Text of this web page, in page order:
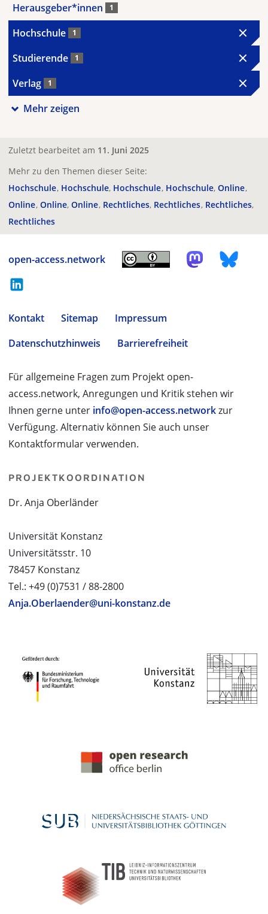
Herausgeber*innen 1
Hochschule 1
Studierende 1
Verlag 1
Mehr zeigen
Zuletzt bearbeitet am 11. Juni 2025
Mehr zu den Themen dieser Seite:
Hochschule Hochschule Hochschule Hochschule Online
Online Online Online Rechtliches Rechtliches Rechtliches
Rechtliches
open-access.network
Kontakt Sitemap
Impressum
Datenschutzhinweis
Barrierefreiheit
Für allgemeine Fragen zum Projekt open-
access.network, Anregungen und Kritik stehen wir
Ihnen gerne unter info@open-access.networkzur
Verfügung. Alternativ können Sie auch unser
Kontaktformular verwenden.
PROJEKTKOORDINATION
Dr. Anja Oberländer
Universität Konstanz
Universitätsstr. 10
78457 Konstanz
Tel.: +49 (0)7531 / 88-2800
Anja.Oberlaender@uni-konstanz.de